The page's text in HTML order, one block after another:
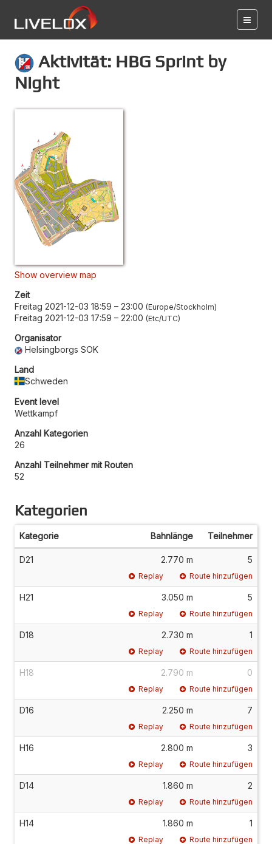
Aktivität: HBG Sprint by
Night
Show overview map
Zeit
Freitag 2021-12-03 18:59 – 23:00 Europe/Stockholm
Freitag 2021-12-03 17:59 – 22:00 Etc/UTC
Organisator
Helsingborgs SOK
Land
Schweden
Event level
Wettkampf
Anzahl Kategorien
26
Anzahl Teilnehmer mit Routen
52
Kategorien
Kategorie Bahnlänge Teilnehmer
D21 2.770 m 5
Replay Route hinzufügen
H21 3.050 m 5
Replay Route hinzufügen
D18 2.730 m 1
Replay Route hinzufügen
H18 2.790 m 0
Replay Route hinzufügen
D16 2.250 m 7
Replay Route hinzufügen
H16 2.800 m 3
Replay Route hinzufügen
D14 1.860 m 2
Replay Route hinzufügen
H14 1.860 m 1
Replay Route hinzufügen